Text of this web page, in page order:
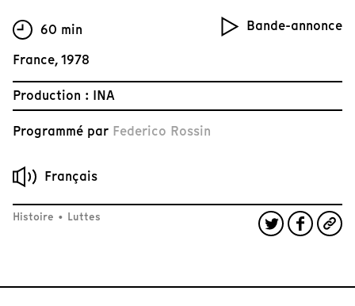
Bande-annonce
60 min
France, 1978
Production : INA
Programmé par Federico Rossin
Français
Histoire • Luttes